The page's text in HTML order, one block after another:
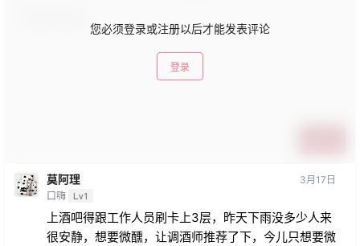
您必须登录或注册以后才能发表评论
登录
莫阿理
口嗨 Lv1
3月17日
上酒吧得跟工作人员刷卡上3层，昨天下雨没多少人来
很安静，想要微醺，让调酒师推荐了下，今儿只想要微